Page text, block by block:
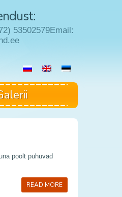
53502579Email:
poolt puhuvad
READ MORE